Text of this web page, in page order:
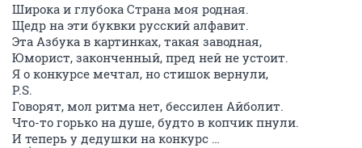
Широка и глубока Страна моя родная.
Щедр на эти буквки русский алфавит.
Эта Азбука в картинках, такая заводная,
Юморист, законченный, пред ней не устоит.
Я о конкурсе мечтал, но стишок вернули,
P.S.
Говорят, мол ритма нет, бессилен Айболит.
Что-то горько на душе, будто в копчик пнули.
И теперь у дедушки на конкурс …